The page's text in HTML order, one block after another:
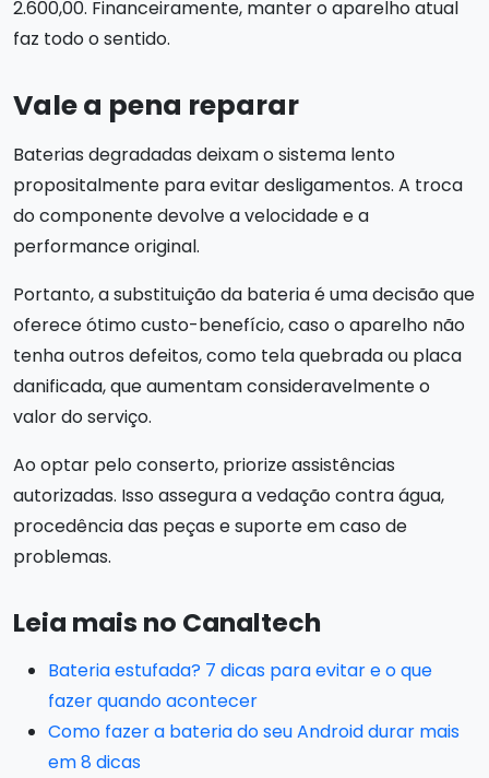
2.600,00. Financeiramente, manter o aparelho atual
faz todo o sentido.
Vale a pena reparar
Baterias degradadas deixam o sistema lento
propositalmente para evitar desligamentos. A troca
do componente devolve a velocidade e a
performance original.
Portanto, a substituição da bateria é uma decisão que
oferece ótimo custo-benefício, caso o aparelho não
tenha outros defeitos, como tela quebrada ou placa
danificada, que aumentam consideravelmente o
valor do serviço.
Ao optar pelo conserto, priorize assistências
autorizadas. Isso assegura a vedação contra água,
procedência das peças e suporte em caso de
problemas.
Leia mais no Canaltech
Bateria estufada? 7 dicas para evitar e o que
fazer quando acontecer
Como fazer a bateria do seu Android durar mais
em 8 dicas